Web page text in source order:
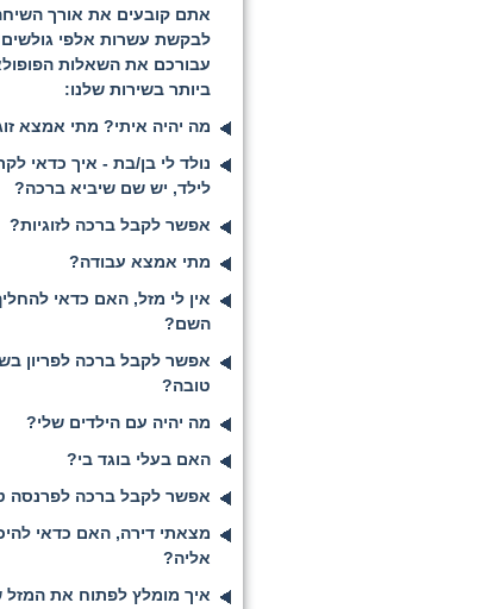
אתם קובעים את אורך
לבקשת עשרות אלפי גולשים
עבורכם את השאלות
ביותר בשירות שלנו:
מה יהיה איתי? מתי אמצא
נולד לי בן/בת - איך כדאי
לילד, יש שם שיביא ברכה?
אפשר לקבל ברכה לזוגיות?
מתי אמצא עבודה?
אין לי מזל, האם כדאי
השם?
אפשר לקבל ברכה לפריון
טובה?
מה יהיה עם הילדים שלי?
האם בעלי בוגד בי?
אפשר לקבל ברכה לפרנסה
מצאתי דירה, האם כדאי
אליה?
איך מומלץ לפתוח את המזל